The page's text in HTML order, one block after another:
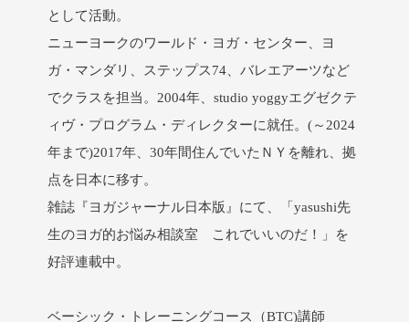
として活動。
ニューヨークのワールド・ヨガ・センター、ヨ
ガ・マンダリ、ステップス74、バレエアーツなど
でクラスを担当。2004年、studio yoggyエグゼクテ
ィヴ・プログラム・ディレクターに就任。(～2024
年まで)2017年、30年間住んでいたＮＹを離れ、拠
点を日本に移す。
雑誌『ヨガジャーナル日本版』にて、「yasushi先
生のヨガ的お悩み相談室 これでいいのだ！」を
好評連載中。
ベーシック・トレーニングコース（BTC)講師